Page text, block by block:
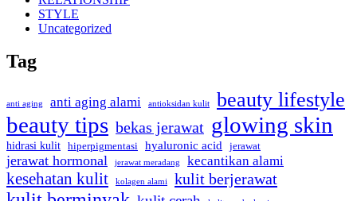
STYLE
Uncategorized
Tag
anti aging anti aging alami antioksidan kulit beauty lifestyle
beauty tips bekas jerawat glowing skin
hidrasi kulit hiperpigmentasi hyaluronic acid jerawat
jerawat hormonal jerawat meradang kecantikan alami
kesehatan kulit kolagen alami kulit berjerawat